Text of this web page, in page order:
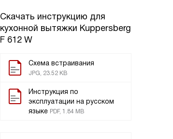
Скачать инструкцию для
кухонной вытяжки Kuppersberg
F 612 W
Схема встраивания
JPG, 23.52 KB
Инструкция по
эксплуатации на русском
языке PDF, 1.84 MB